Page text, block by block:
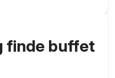
finde buffet